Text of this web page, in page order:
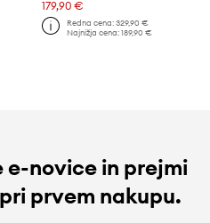
179,90 €
Redna cena: 329,90 €
Najnižja cena: 189,90 €
e-novice in prejmi
prvem nakupu.